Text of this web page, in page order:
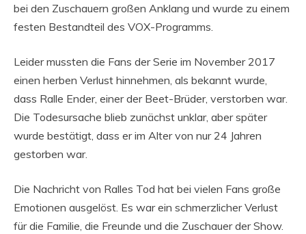
bei den Zuschauern großen Anklang und wurde zu einem
festen Bestandteil des VOX-Programms.
Leider mussten die Fans der Serie im November 2017
einen herben Verlust hinnehmen, als bekannt wurde,
dass Ralle Ender, einer der Beet-Brüder, verstorben war.
Die Todesursache blieb zunächst unklar, aber später
wurde bestätigt, dass er im Alter von nur 24 Jahren
gestorben war.
Die Nachricht von Ralles Tod hat bei vielen Fans große
Emotionen ausgelöst. Es war ein schmerzlicher Verlust
für die Familie, die Freunde und die Zuschauer der Show.